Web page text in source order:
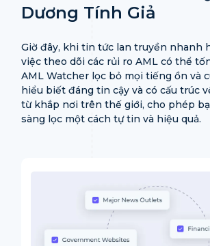
Dương Tính Giả
Giờ đây, khi tin tức lan truyền nhanh
việc theo dõi các rủi ro AML có thể
AML Watcher lọc bỏ mọi tiếng ồn và
hiểu biết đáng tin cậy và có cấu trúc
từ khắp nơi trên thế giới, cho phép
sàng lọc một cách tự tin và hiệu quả.